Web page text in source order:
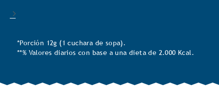
*Porción 12g (1 cuchara de sopa).
**% Valores diarios con base a una dieta de 2.000 Kcal.